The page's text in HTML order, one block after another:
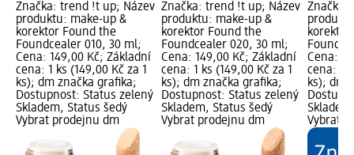
Značka: trend !t up; Název
produktu: make-up &
korektor Found the
Foundcealer 010, 30 ml;
Cena: 149,00 Kč; Základní
cena: 1 ks (149,00 Kč za 1
ks); dm značka grafika;
Dostupnost: Status zelený
Skladem, Status šedý
Vybrat prodejnu dm
Značka: trend !t up; Název
produktu: make-up &
korektor Found the
Foundcealer 020, 30 ml;
Cena: 149,00 Kč; Základní
cena: 1 ks (149,00 Kč za 1
ks); dm značka grafika;
Dostupnost: Status zelený
Skladem, Status šedý
Vybrat prodejnu dm
Značka:
korektor
Cena:
cena: 1
ks); dm
Vybrat